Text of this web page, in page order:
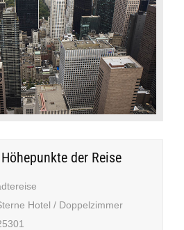
der Reise
Hotel / Doppelzimmer